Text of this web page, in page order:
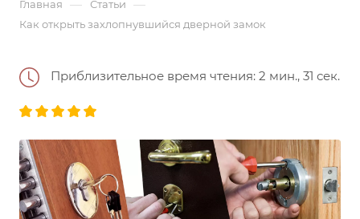
Главная — Статьи —
Как открыть захлопнувшийся дверной замок
Приблизительное время чтения: 2 мин., 31 сек.